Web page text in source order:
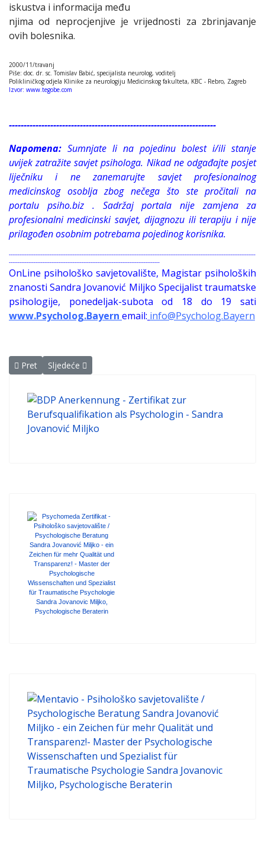
iskustva i informacija među
njima od neprocjenjive je vrijednosti za zbrinjavanje
ovih bolesnika.
2000/11/travanj
Piše: doc. dr. sc. Tomislav Babić, specijalista neurolog, voditelj
Polikliničkog odjela Klinike za neurologiju Medicinskog fakulteta, KBC - Rebro, Zagreb
Izvor: www.tegobe.com
----------------------------------------------------------------------
Napomena: Sumnjate li na pojedinu bolest i/ili stanje
uvijek zatražite savjet psihologa. Nikad ne odgađajte posjet
liječniku i ne zanemarujte savjet profesionalnog
medicinskog osoblja zbog nečega što ste pročitali na
portalu psiho.biz . Sadržaj portala nije zamjena za
profesionalni medicinski savjet, dijagnozu ili terapiju i nije
prilagođen osobnim potrebama pojedinog korisnika.
-------------------------------------------------------------------------------------------------------------------------------------------
-------------------------------------------------------------------------------------
OnLine psihološko savjetovalište, Magistar psiholoških
znanosti Sandra Jovanović Miljko Specijalist traumatske
psihologije, ponedeljak-subota od 18 do 19 sati
www.Psycholog.Bayern email: info@Psycholog.Bayern
Prethodni članak: Alzheimerova demencija - kad duh i tijelo
Pret Sljedeći članak: Prepoznavanje, dijagnosticiranje i
Sljedeće